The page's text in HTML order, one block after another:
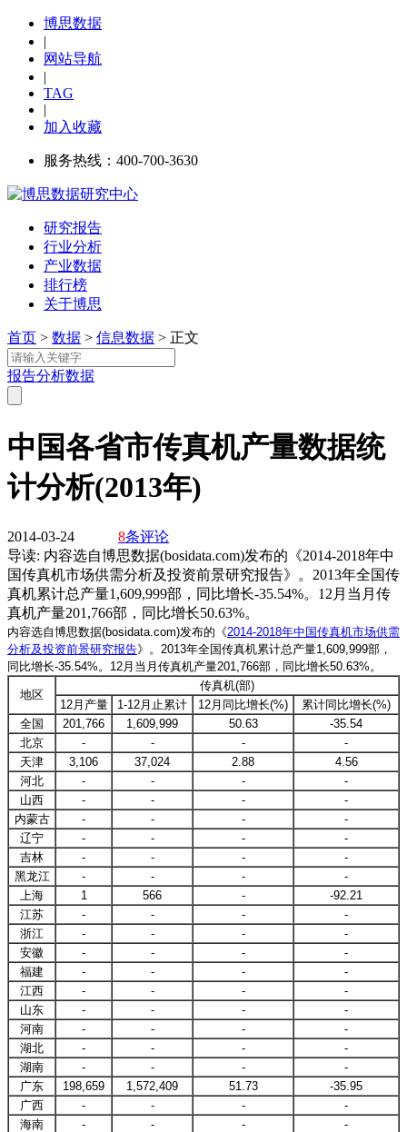
博思数据
|
网站导航
|
TAG
|
加入收藏
服务热线：400-700-3630
研究报告
行业分析
产业数据
排行榜
关于博思
首页 > 数据 > 信息数据 > 正文
报告分析数据
中国各省市传真机产量数据统
计分析(2013年)
2014-03-24 8条评论
导读: 内容选自博思数据(bosidata.com)发布的《2014-2018年中
国传真机市场供需分析及投资前景研究报告》。2013年全国传
真机累计总产量1,609,999部，同比增长-35.54%。12月当月传
真机产量201,766部，同比增长50.63%。
内容选自博思数据(bosidata.com)发布的《2014-2018年中国传真机市场供需
分析及投资前景研究报告》。2013年全国传真机累计总产量1,609,999部，
同比增长-35.54%。12月当月传真机产量201,766部，同比增长50.63%。
地区
传真机(部)
12月产量
1-12月止累计 12月同比增长(%)
累计同比增长(%)
全国
201,766 1,609,999 50.63
-35.54
北京
- - -
-
天津
3,106 37,024 2.88
4.56
河北
- - -
-
山西
- - -
-
内蒙古
- - -
-
辽宁
- - -
-
吉林
- - -
-
黑龙江
- - -
-
上海
1 566 -
-92.21
江苏
- - -
-
浙江
- - -
-
安徽
- - -
-
福建
- - -
-
江西
- - -
-
山东
- - -
-
河南
- - -
-
湖北
- - -
-
湖南
- - -
-
广东
198,659 1,572,409 51.73
-35.95
广西
- - -
-
海南
- - -
-